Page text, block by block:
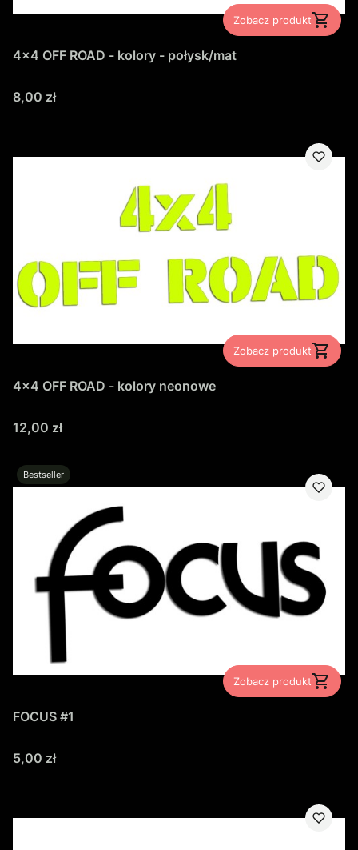
Zobacz produkt
4x4 OFF ROAD - kolory - połysk/mat
Cena
8,00 zł
Zobacz produkt
4x4 OFF ROAD - kolory neonowe
Cena
12,00 zł
Bestseller
Zobacz produkt
FOCUS #1
Cena
5,00 zł